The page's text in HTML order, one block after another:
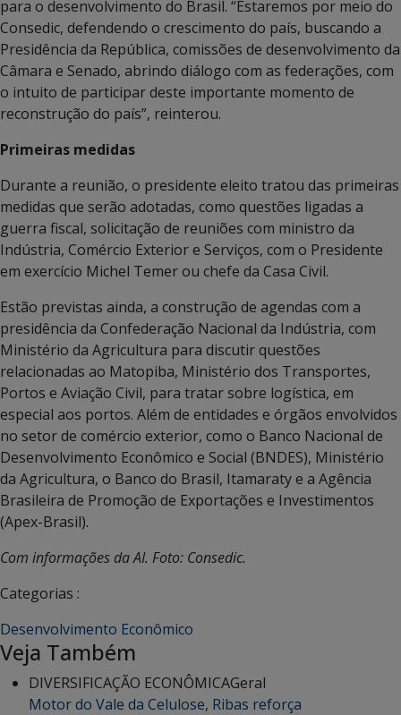
para o desenvolvimento do Brasil. “Estaremos por meio do
Consedic, defendendo o crescimento do país, buscando a
Presidência da República, comissões de desenvolvimento da
Câmara e Senado, abrindo diálogo com as federações, com
o intuito de participar deste importante momento de
reconstrução do país”, reinterou.
Primeiras medidas
Durante a reunião, o presidente eleito tratou das primeiras
medidas que serão adotadas, como questões ligadas a
guerra fiscal, solicitação de reuniões com ministro da
Indústria, Comércio Exterior e Serviços, com o Presidente
em exercício Michel Temer ou chefe da Casa Civil.
Estão previstas ainda, a construção de agendas com a
presidência da Confederação Nacional da Indústria, com
Ministério da Agricultura para discutir questões
relacionadas ao Matopiba, Ministério dos Transportes,
Portos e Aviação Civil, para tratar sobre logística, em
especial aos portos. Além de entidades e órgãos envolvidos
no setor de comércio exterior, como o Banco Nacional de
Desenvolvimento Econômico e Social (BNDES), Ministério
da Agricultura, o Banco do Brasil, Itamaraty e a Agência
Brasileira de Promoção de Exportações e Investimentos
(Apex-Brasil).
Com informações da AI. Foto: Consedic.
Categorias :
Desenvolvimento Econômico
Veja Também
DIVERSIFICAÇÃO ECONÔMICAGeral
Motor do Vale da Celulose, Ribas reforça